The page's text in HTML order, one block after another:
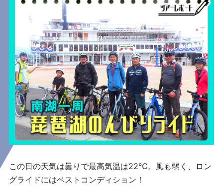
この日の天気は曇りで最高気温は22℃。 風も弱く、ロン
グライドにはベストコンディション！